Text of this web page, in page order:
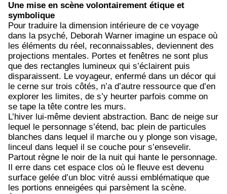
Une mise en scène volontairement étique et
symbolique
Pour traduire la dimension intérieure de ce voyage
dans la psyché, Deborah Warner imagine un espace où
les éléments du réel, reconnaissables, deviennent des
projections mentales. Portes et fenêtres ne sont plus
que des rectangles lumineux qui s’éclairent puis
disparaissent. Le voyageur, enfermé dans un décor qui
le cerne sur trois côtés, n’a d’autre ressource que d’en
explorer les limites, de s’y heurter parfois comme on
se tape la tête contre les murs.
L’hiver lui-même devient abstraction. Banc de neige sur
lequel le personnage s’étend, bac plein de particules
blanches dans lequel il marche ou y plonge son visage,
linceul dans lequel il se couche pour s’ensevelir.
Partout règne le noir de la nuit qui hante le personnage.
Il erre dans cet espace clos où le fleuve est devenu
surface gelée d’un bloc vitré aussi emblématique que
les portions enneigées qui parsèment la scène.